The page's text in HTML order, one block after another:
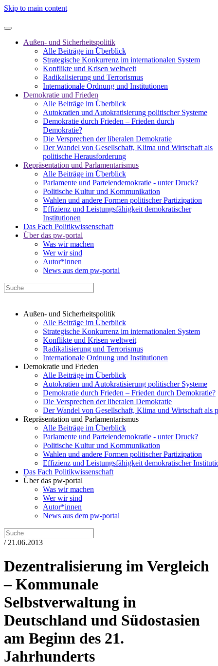
Skip to main content
Außen- und Sicherheitspolitik
Alle Beiträge im Überblick
Strategische Konkurrenz im internationalen System
Konflikte und Krisen weltweit
Radikalisierung und Terrorismus
Internationale Ordnung und Institutionen
Demokratie und Frieden
Alle Beiträge im Überblick
Autokratien und Autokratisierung politischer Systeme
Demokratie durch Frieden – Frieden durch
Demokratie?
Die Versprechen der liberalen Demokratie
Der Wandel von Gesellschaft, Klima und Wirtschaft als
politische Herausforderung
Repräsentation und Parlamentarismus
Alle Beiträge im Überblick
Parlamente und Parteiendemokratie - unter Druck?
Politische Kultur und Kommunikation
Wahlen und andere Formen politischer Partizipation
Effizienz und Leistungsfähigkeit demokratischer
Institutionen
Das Fach Politikwissenschaft
Über das pw-portal
Was wir machen
Wer wir sind
Autor*innen
News aus dem pw-portal
Außen- und Sicherheitspolitik
Alle Beiträge im Überblick
Strategische Konkurrenz im internationalen System
Konflikte und Krisen weltweit
Radikalisierung und Terrorismus
Internationale Ordnung und Institutionen
Demokratie und Frieden
Alle Beiträge im Überblick
Autokratien und Autokratisierung politischer Systeme
Demokratie durch Frieden – Frieden durch Demokratie?
Die Versprechen der liberalen Demokratie
Der Wandel von Gesellschaft, Klima und Wirtschaft als
Repräsentation und Parlamentarismus
Alle Beiträge im Überblick
Parlamente und Parteiendemokratie - unter Druck?
Politische Kultur und Kommunikation
Wahlen und andere Formen politischer Partizipation
Effizienz und Leistungsfähigkeit demokratischer
Das Fach Politikwissenschaft
Über das pw-portal
Was wir machen
Wer wir sind
Autor*innen
News aus dem pw-portal
/ 21.06.2013
Dezentralisierung im Vergleich
– Kommunale
Selbstverwaltung in
Deutschland und Südostasien
am Beginn des 21.
Jahrhunderts